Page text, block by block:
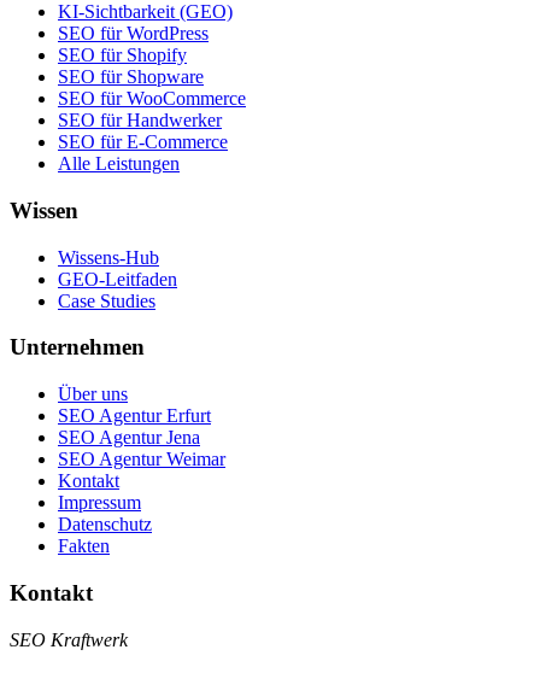
KI-Sichtbarkeit (GEO)
SEO für WordPress
SEO für Shopify
SEO für Shopware
SEO für WooCommerce
SEO für Handwerker
SEO für E-Commerce
Alle Leistungen
Wissen
Wissens-Hub
GEO-Leitfaden
Case Studies
Unternehmen
Über uns
SEO Agentur Erfurt
SEO Agentur Jena
SEO Agentur Weimar
Kontakt
Impressum
Datenschutz
Fakten
Kontakt
SEO Kraftwerk